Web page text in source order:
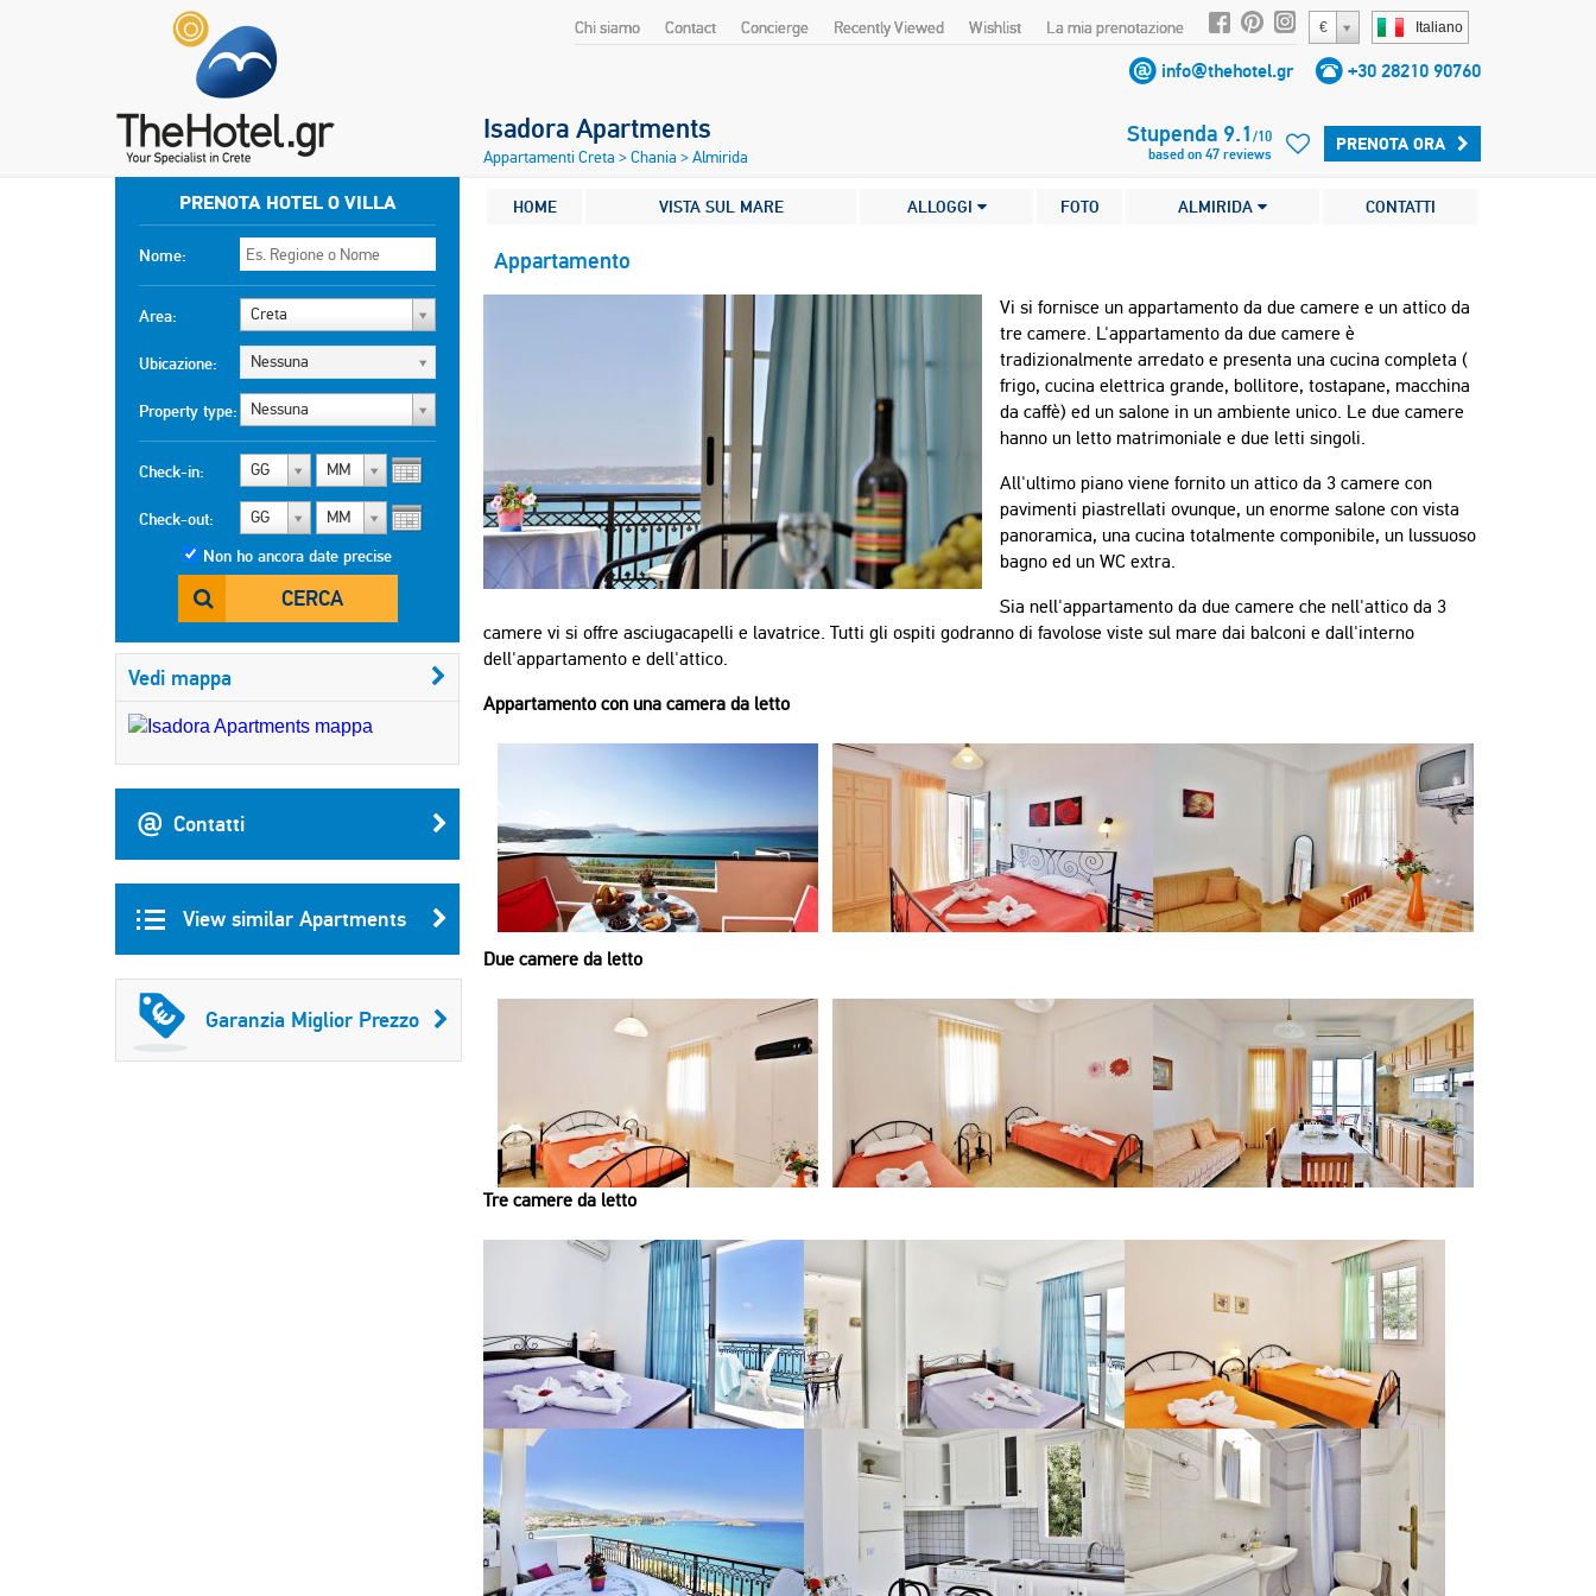
Italiano
€
Chi siamo Contact Concierge Recently Viewed Wishlist La mia prenotazione
info@thehotel.gr +30 28210 90760
PRENOTA HOTEL O VILLA
Nome:
Area: Creta
Ubicazione: Nessuna
Property type: Nessuna
Check-in: GG MM
Check-out: GG MM
Non ho ancora date precise
CERCA
Vedi mappa
Contatti
View similar Apartments
Garanzia Miglior Prezzo
Isadora Apartments
Appartamenti Creta >Chania >Almirida
PRENOTA ORA
Stupenda 9.1 /10
based on 47 reviews
HOME VISTA SUL MARE ALLOGGI FOTO ALMIRIDA CONTATTI
Appartamento
Vi si fornisce un appartamento da due camere e un attico da
tre camere. L'appartamento da due camere è
tradizionalmente arredato e presenta una cucina completa (
frigo, cucina elettrica grande, bollitore, tostapane, macchina
da caffè) ed un salone in un ambiente unico. Le due camere
hanno un letto matrimoniale e due letti singoli.
All'ultimo piano viene fornito un attico da 3 camere con
pavimenti piastrellati ovunque, un enorme salone con vista
panoramica, una cucina totalmente componibile, un lussuoso
bagno ed un WC extra.
Sia nell'appartamento da due camere che nell'attico da 3
camere vi si offre asciugacapelli e lavatrice. Tutti gli ospiti godranno di favolose viste sul mare dai balconi e dall'interno
dell'appartamento e dell'attico.
Appartamento con una camera da letto
Due camere da letto
Tre camere da letto